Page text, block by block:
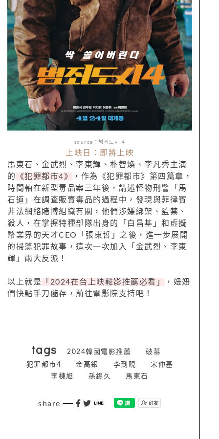
source：범죄도시 4
上映日：即將上映
馬東石、金武烈、李東輝、朴智煥、李凡秀主演
的
《犯罪都市4》
，作為《犯罪都市》第四篇章，
時間軸在新型毒品案三年後，講述怪物刑警「馬
石道」在調查販賣毒品的過程中，發現與菲律賓
非法網絡賭博組織有關，他們涉嫌綁架、監禁、
殺人，在掌握特種部隊出身的「白昌基」和虛擬
幣業界的天才CEO「張東哲」之後，進一步展開
的掃蕩犯罪故事，這次一次加入「金武烈、李東
輝」兩大反派！
以上就是 「 2024在台上映韓影推薦必看」
，妞妞
們快點手刀儲存，前往電影院支持吧！
tags 2024韓國電影推薦
破墓
犯罪都市4
金高銀 李到晛
宋仲基
李棟旭
孫錫久 馬東石
share